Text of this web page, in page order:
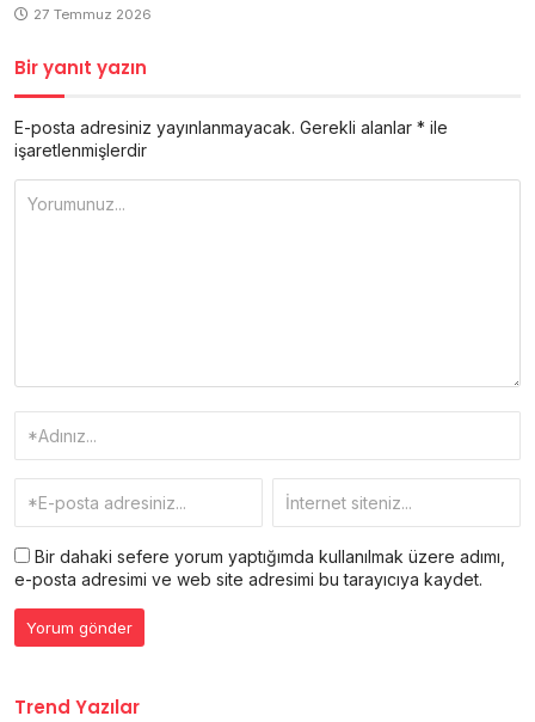
27 Temmuz 2026
Bir yanıt yazın
E-posta adresiniz yayınlanmayacak. Gerekli alanlar * ile
işaretlenmişlerdir
Bir dahaki sefere yorum yaptığımda kullanılmak üzere adımı,
e-posta adresimi ve web site adresimi bu tarayıcıya kaydet.
Trend Yazılar